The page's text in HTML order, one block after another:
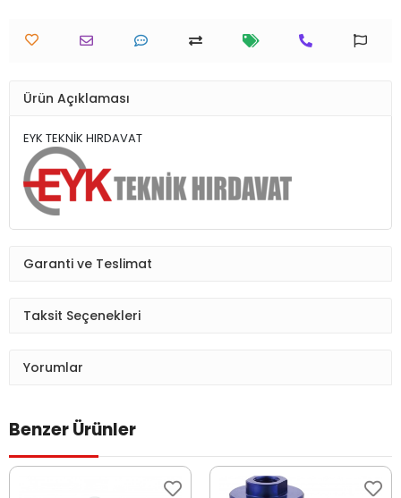
Ürün Açıklaması
EYK TEKNİK HIRDAVAT
Garanti ve Teslimat
Taksit Seçenekleri
Yorumlar
Benzer Ürünler